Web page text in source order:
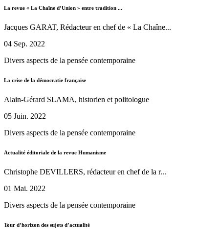
La revue « La Chaîne d’Union » entre tradition ...
Jacques GARAT, Rédacteur en chef de « La Chaîne...
04 Sep. 2022
Divers aspects de la pensée contemporaine
La crise de la démocratie française
Alain-Gérard SLAMA, historien et politologue
05 Juin. 2022
Divers aspects de la pensée contemporaine
Actualité éditoriale de la revue Humanisme
Christophe DEVILLERS, rédacteur en chef de la r...
01 Mai. 2022
Divers aspects de la pensée contemporaine
Tour d’horizon des sujets d’actualité